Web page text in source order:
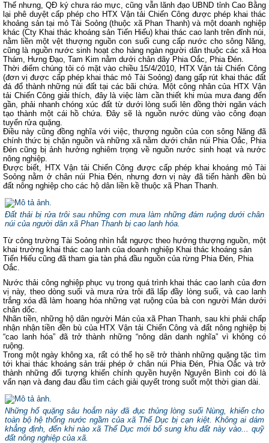
Thế nhưng, QĐ ký chưa ráo mực, cũng vẫn lãnh đạo UBND tỉnh Cao Bằng
lại phê duyệt cấp phép cho HTX Vận tải Chiến Công được phép khai thác
khoảng sản tại mỏ Tài Soỏng (thuộc xã Phan Thanh) và một doanh nghiệp
khác (Cty Khai thác khoáng sản Tiến Hiếu) khai thác cao lanh trên đỉnh núi,
nằm liền một vệt thượng nguồn con suối cung cấp nước cho sông Năng,
cũng là nguồn nước sinh hoạt cho hàng ngàn người dân thuộc các xã Hoa
Thám, Hưng Đạo, Tam Kim nằm dưới chân dãy Phia Oắc, Phia Đén.
Thời điểm chúng tôi có mặt vào chiều 15/4/2010, HTX Vận tải Chiến Công
(đơn vị được cấp phép khai thác mỏ Tài Soỏng) đang gấp rút khai thác đất
đá đổ thành những núi đất tại các bãi chứa. Một công nhân của HTX Vận
tải Chiến Công giải thích, đây là việc làm cần thiết khi mùa mưa đang đến
gần, phải nhanh chóng xúc đất từ dưới lòng suối lên đồng thời ngăn vách
tạo thành một cái hồ chứa. Đây sẽ là nguồn nước dùng vào công đoạn
tuyển rửa quặng.
Điều này cũng đồng nghĩa với việc, thượng nguồn của con sông Năng đã
chính thức bị chặn nguồn và những xã nằm dưới chân núi Phia Oắc, Phia
Đén cũng bị ảnh hưởng nghiêm trọng về nguồn nước sinh hoạt và nước
nông nghiệp.
Được biết, HTX Vận tải Chiến Công được cấp phép khai khoáng mỏ Tài
Soỏng nằm ở chân núi Phia Đén, nhưng đơn vị này đã tiến hành đền bù
đất nông nghiệp cho các hộ dân liền kề thuộc xã Phan Thanh.
Đất thải bị rửa trôi sau những cơn mưa làm những đám ruộng dưới chân
núi của người dân xã Phan Thanh bị cao lanh hóa.
Từ công trường Tài Soỏng nhìn hắt ngược theo hướng thượng nguồn, một
khai trường khai thác cao lanh của doanh nghiệp Khai thác khoáng sản
Tiến Hiếu cũng đã tham gia tàn phá đầu nguồn của rừng Phia Đén, Phia
Oắc.
Nước thải công nghiệp phục vụ trong quá trình khai thác cao lanh của đơn
vị này, theo dòng suối và mưa rửa trôi đã lấp đầy lòng suối, và cao lanh
trắng xóa đã làm hoang hóa những vạt ruộng của bà con người Mán dưới
chân dốc.
Nhãn tiền, những hộ dân người Mán của xã Phan Thanh, sau khi phải chấp
nhận nhận tiền đền bù của HTX Vận tải Chiến Công và đất nông nghiệp bị
“cao lanh hóa” đã trở thành những “nông dân danh nghĩa” vì không có
ruộng.
Trong một ngày không xa, rất có thể họ sẽ trở thành những quặng tặc tìm
tới khai thác khoáng sản trái phép ở chân núi Phia Đén, Phia Oắc và trở
thành những đối tượng khiến chính quyền huyện Nguyên Bình coi đó là
vấn nạn và đang đau đầu tìm cách giải quyết trong suốt một thời gian dài.
Những hố quặng sâu hoắm này đã đục thủng lòng suối Nùng, khiến cho
toàn bộ hệ thống nước ngầm của xã Thế Dục bị cạn kiệt. Không ai dám
khẳng định, đến khi nào xã Thể Dục mới bổ sung khu đất này vào... quỹ
đất nông nghiệp của xã.